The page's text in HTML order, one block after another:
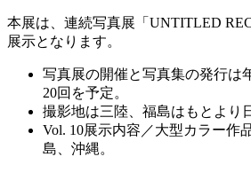
本展は、連続写真展「UNTITLED
展示となります。
写真展の開催と写真集の発行は
20回を予定。
撮影地は三陸、福島はもとより
Vol. 10展示内容／大型カラー作
島、沖縄。